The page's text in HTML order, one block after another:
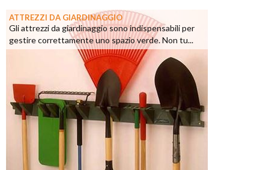
ATTREZZI DA GIARDINAGGIO
Gli attrezzi da giardinaggio sono indispensabili per
gestire correttamente uno spazio verde. Non tu...